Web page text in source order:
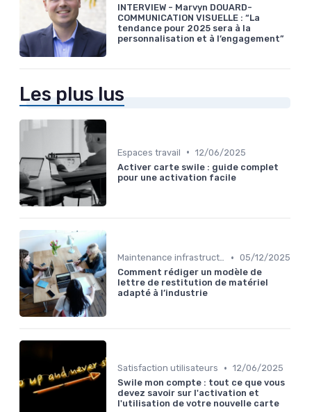
INTERVIEW - Marvyn DOUARD-
COMMUNICATION VISUELLE : “La
tendance pour 2025 sera à la
personnalisation et à l’engagement”
Les plus lus
Espaces travail • 12/06/2025
Activer carte swile : guide complet
pour une activation facile
Maintenance infrastructures • 05/12/2025
Comment rédiger un modèle de
lettre de restitution de matériel
adapté à l’industrie
Satisfaction utilisateurs • 12/06/2025
Swile mon compte : tout ce que vous
devez savoir sur l'activation et
l'utilisation de votre nouvelle carte